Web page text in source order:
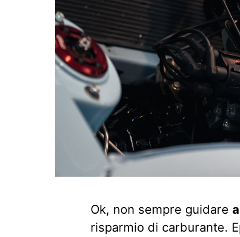
Ok, non sempre guidare
risparmio di carburante.